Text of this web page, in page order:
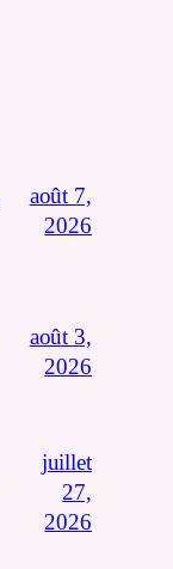
août 7,
2026
août 3,
2026
juillet
27,
2026